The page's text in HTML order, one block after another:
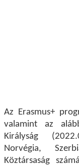
Az Erasmus+
valamint az
Királyság
Norvégia,
Köztársaság